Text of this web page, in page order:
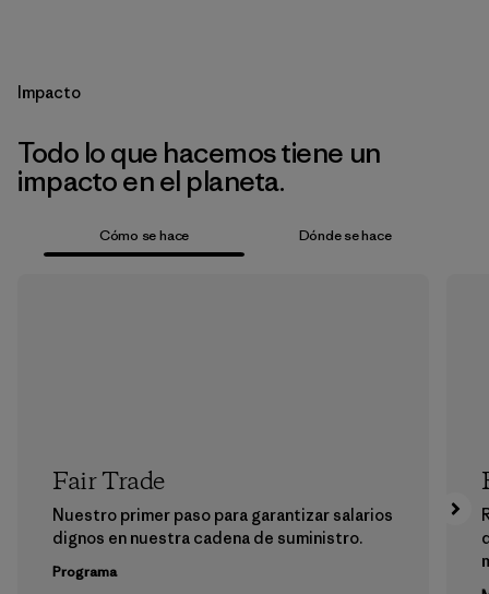
Impacto
Todo lo que hacemos tiene un
impacto en el planeta.
Cómo se hace Dónde se hace
Fair Trade
Nuestro primer paso para garantizar salarios
dignos en nuestra cadena de suministro.
Programa